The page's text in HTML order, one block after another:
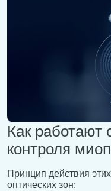
Как работают
контроля
Принцип действия
оптических зон: